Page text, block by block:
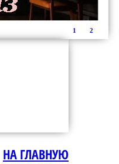
1 2
НА ГЛАВНУЮ